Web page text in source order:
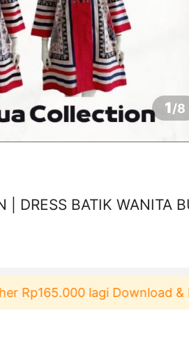
1/8
| DRESS BATIK WANITA
lagi Download & Pakai